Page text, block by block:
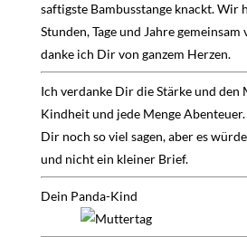
saftigste Bambusstange knackt. Wir
Stunden, Tage und Jahre
danke ich Dir von ganzem Herzen.
Ich verdanke Dir die Stärke und den
Kindheit und jede Menge
Dir noch so viel sagen, aber es
und nicht ein kleiner Brief.
Dein Panda-Kind